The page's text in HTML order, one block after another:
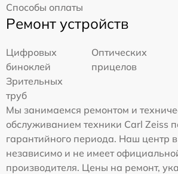
Способы оплаты
Ремонт устройств
Цифровых
биноклей
Оптических
прицелов
Зрительных
труб
Мы занимаемся ремонтом и
обслуживанием техники Carl Zeiss
гарантийного периода. Наш центр
независимо и не имеет
производителя. Цены на ремонт,